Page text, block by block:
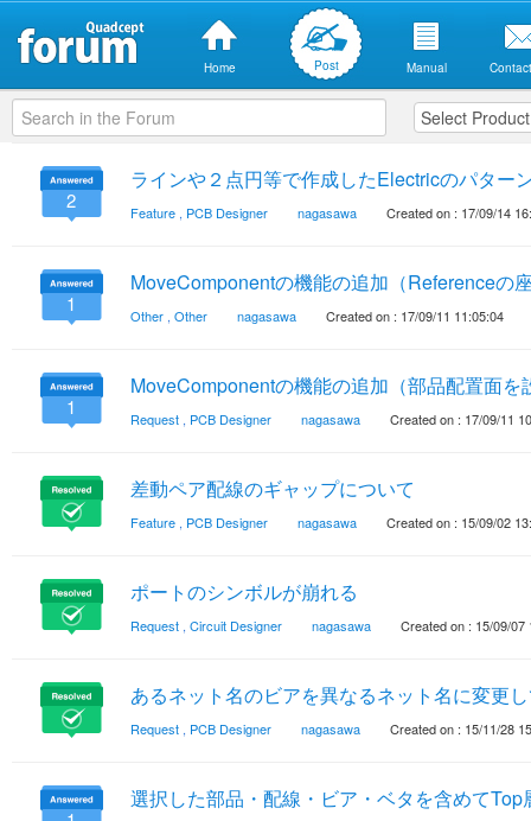
Home Post Manual
2
ラインや２点円等で作成したElectricのパター
Feature , PCB Designer nagasawa Created on : 17/09/14
1
MoveComponentの機能の追加（Referenceの
Other , Other nagasawa Created on : 17/09/11 11:05:04
1
MoveComponentの機能の追加（部品配置面
Request , PCB Designer nagasawa Created on : 17/09/11
差動ペア配線のギャップについて
Feature , PCB Designer nagasawa Created on : 15/09/02
ポートのシンボルが崩れる
Request , Circuit Designer nagasawa Created on : 15/09/07
あるネット名のビアを異なるネット名に変更
Request , PCB Designer nagasawa Created on : 15/11/28
選択した部品・配線・ビア・ベタを含めて